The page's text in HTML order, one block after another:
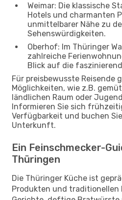
Weimar: Die klassische
Hotels und charmanten
unmittelbarer Nähe zu
Sehenswürdigkeiten.
Oberhof: Im Thüringer
zahlreiche
Blick auf die
Für preisbewusste Reisende
Möglichkeiten, wie z.B.
ländlichen Raum oder
Informieren Sie sich
Verfügbarkeit und buchen
Unterkunft.
Ein Feinschmecker-
Thüringen
Die Thüringer Küche ist
Produkten und traditionellen